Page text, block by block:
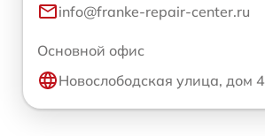
info@franke-repair-center.ru
Основной офис
Новослободская улица, дом 4